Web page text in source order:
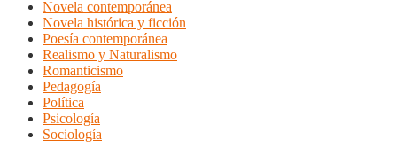
Novela contemporánea
Novela histórica y ficción
Poesía contemporánea
Realismo y Naturalismo
Romanticismo
Pedagogía
Política
Psicología
Sociología